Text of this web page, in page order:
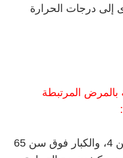
إلى درجات الحرارة
المرتبطة
. الرضع والأطفال حتى سن 4، والكبار فوق سن 65